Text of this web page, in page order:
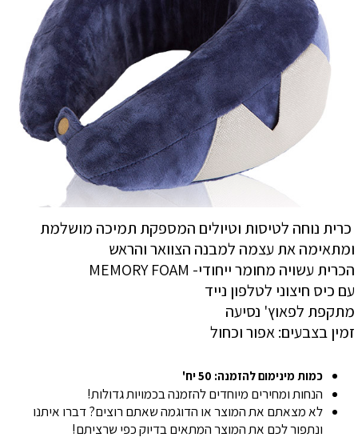
כרית נוחה לטיסות וטיולים המספקת תמיכה מושלמת
ומתאימה את עצמה למבנה הצוואר והראש
הכרית עשויה מחומר ייחודי- MEMORY FOAM
עם כיס חיצוני לטלפון נייד
מתקפת לפאוץ' נסיעה
זמין בצבעים: אפור וכחול
כמות מינימום להזמנה: 50 יח'
הנחות ומחירים מיוחדים להזמנה בכמויות גדולות!
לא מצאתם את המוצר או הדוגמה שאתם רוצים? דברו איתנו
ונתפור לכם את המוצר המתאים בדיוק כפי שרציתם!